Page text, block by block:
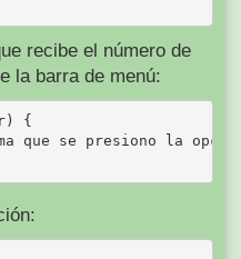
recibe el número de
la barra de menú:
{
que se presiono la